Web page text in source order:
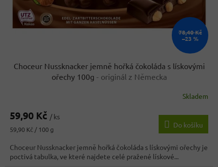
78,40 Kč
–23 %
Choceur Nussknacker jemně hořká čokoláda s lískovými
ořechy 100g - originál z Německa
produktu
4,4
z
5
hvězdiček.
Skladem
59,90 Kč / ks
Měrná
59,90 Kč / 100 g
Do košíku
Choceur Nussknacker jemně hořká čokoláda s lískovými ořechy je
poctivá tabulka, ve které najdete celé pražené lískové...